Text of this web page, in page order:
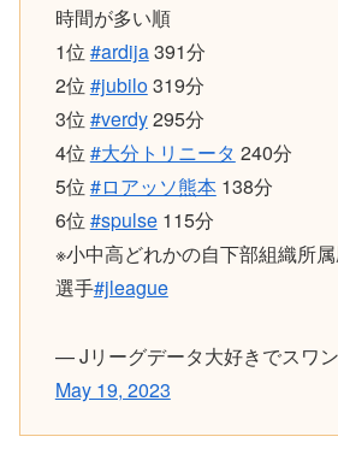
時間が多い順
1位 #ardija391分
2位 #jubilo319分
3位 #verdy295分
4位 #大分トリニータ 240分
5位 #ロアッソ熊本138分
6位 #spulse115分
※小中高どれかの自下部組織所
選手#jleague
— Jリーグデータ大好きでスワ
May 19, 2023